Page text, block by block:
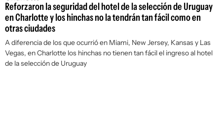
Reforzaron la seguridad del hotel de la selección de Uruguay
en Charlotte y los hinchas no la tendrán tan fácil como en
otras ciudades
A diferencia de los que ocurrió en Miami, New Jersey, Kansas y Las
Vegas, en Charlotte los hinchas no tienen tan fácil el ingreso al hotel
de la selección de Uruguay